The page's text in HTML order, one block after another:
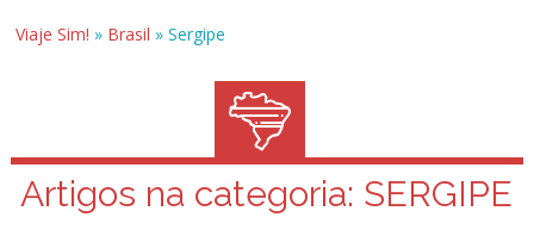
Viaje Sim! » Brasil »Sergipe
Artigos na categoria: SERGIPE